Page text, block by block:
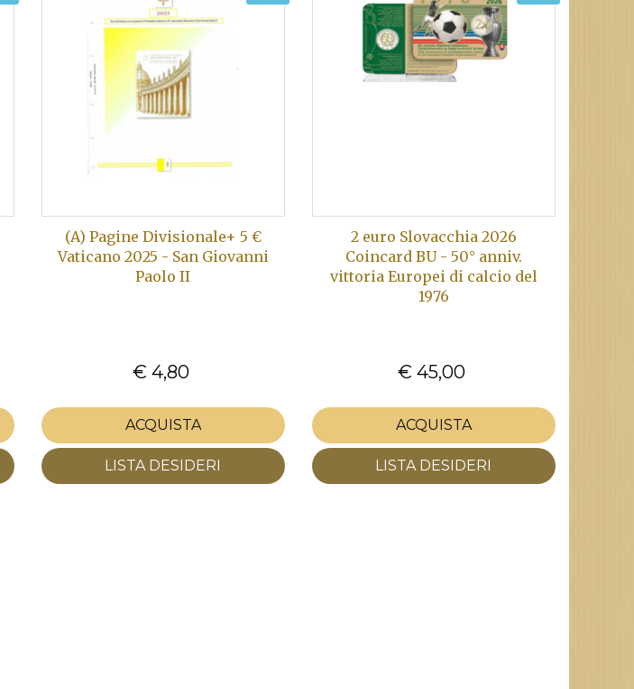
(A) Pagine Divisionale+ 5 €
Vaticano 2025 - San Giovanni
Paolo II
€ 4,80
ACQUISTA
LISTA DESIDERI
2 euro Slovacchia 2026
Coincard BU - 50° anniv.
vittoria Europei di calcio del
1976
€ 45,00
ACQUISTA
LISTA DESIDERI